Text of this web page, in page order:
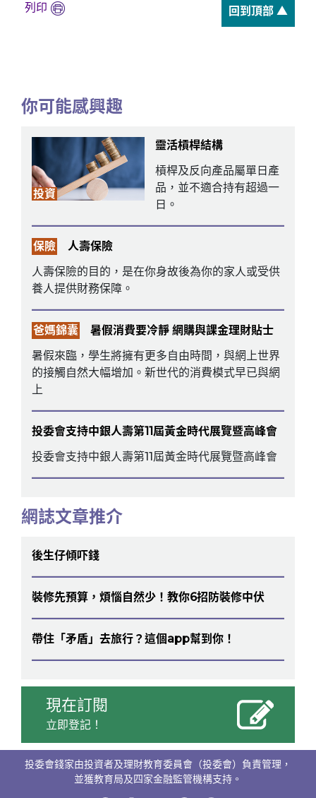
列印 回到頂部 ▲
你可能感興趣
投資
靈活槓桿結構
槓桿及反向產品屬單日產
品，並不適合持有超過一
日。
保險
人壽保險
人壽保險的目的，是在你身故後為你的家人或受供
養人提供財務保障。
爸媽錦囊
暑假消費要冷靜 網購與課金理財貼士
暑假來臨，學生將擁有更多自由時間，與網上世界
的接觸自然大幅增加。新世代的消費模式早已與網
上
投委會支持中銀人壽第11屆黃金時代展覽暨高峰會
投委會支持中銀人壽第11屆黃金時代展覽暨高峰會
網誌文章推介
後生仔傾吓錢
裝修先預算，煩惱自然少！教你6招防裝修中伏
帶住「矛盾」去旅行？這個app幫到你！
現在訂閱
立即登記！
投委會錢家由投資者及理財教育委員會（投委會）負責管理，
並獲教育局及四家金融監管機構支持。